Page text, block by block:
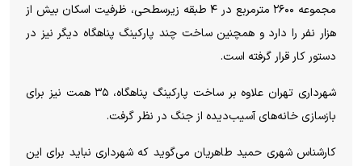
مجموعه ۲۶۰۰ مترمربع در ۴ طبقه زیرسطحی، ظرفیت اسکان بیش از
هزار نفر را دارد و همچنین ساخت چند پارکینگ پناهگاه دیگر نیز در
دستور کار قرار گرفته است.
شهرداری تهران علاوه بر ساخت پارکینگ پناهگاه، ۳۵ همت نیز برای
بازسازی خانه‌های آسیب‌دیده از جنگ در نظر گرفت.
کارشناس شهری حمید طاهریان می‌گوید که شهرداری نباید برای این